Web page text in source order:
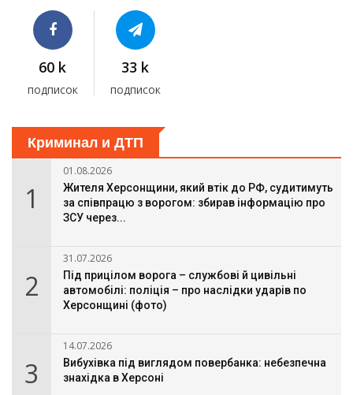
60 k
подписок
33 k
подписок
Криминал и ДТП
1
01.08.2026
Жителя Херсонщини, який втік до РФ, судитимуть
за співпрацю з ворогом: збирав інформацію про
ЗСУ через...
2
31.07.2026
Під прицілом ворога – службові й цивільні
автомобілі: поліція – про наслідки ударів по
Херсонщині (фото)
3
14.07.2026
Вибухівка під виглядом повербанка: небезпечна
знахідка в Херсоні